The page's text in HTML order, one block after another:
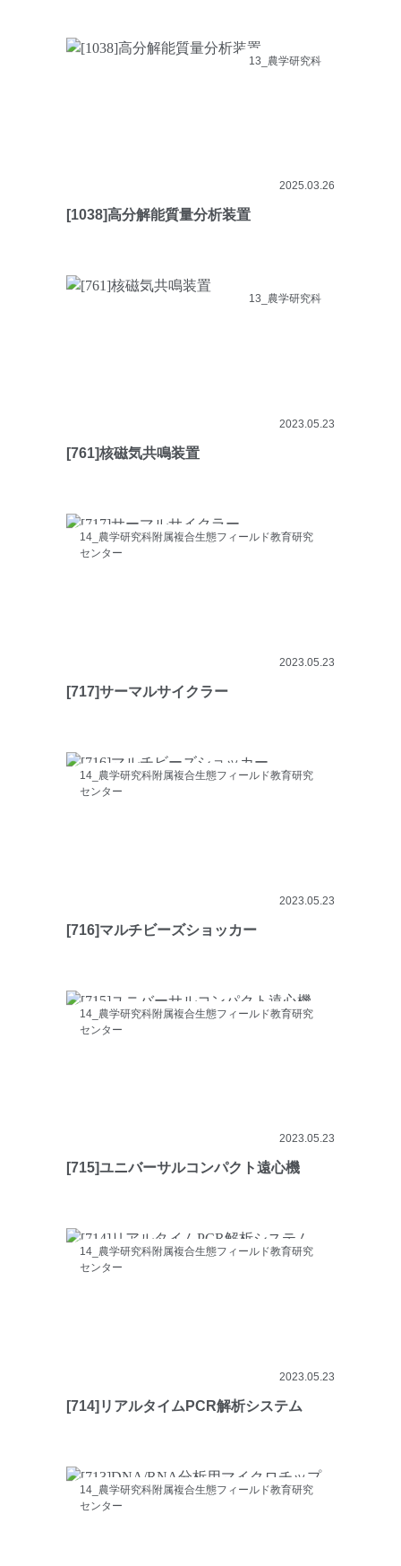
13_農学研究科
2025.03.26
[1038]高分解能質量分析装置
13_農学研究科
2023.05.23
[761]核磁気共鳴装置
14_農学研究科附属複合生態フィールド教育研究
センター
2023.05.23
[717]サーマルサイクラー
14_農学研究科附属複合生態フィールド教育研究
センター
2023.05.23
[716]マルチビーズショッカー
14_農学研究科附属複合生態フィールド教育研究
センター
2023.05.23
[715]ユニバーサルコンパクト遠心機
14_農学研究科附属複合生態フィールド教育研究
センター
2023.05.23
[714]リアルタイムPCR解析システム
14_農学研究科附属複合生態フィールド教育研究
センター